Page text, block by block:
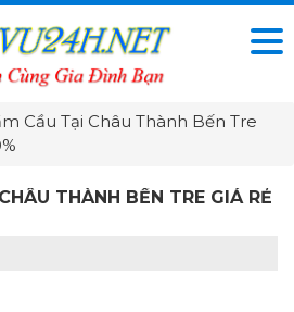
Cầu Tại Châu Thành Bến Tre
THÀNH BẾN TRE GIÁ RẺ